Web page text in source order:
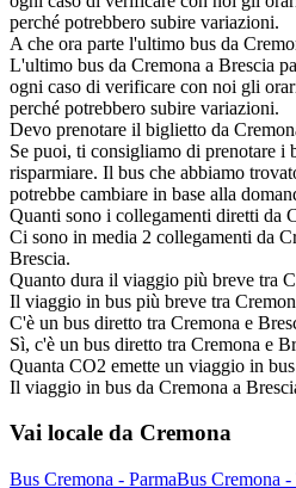
perché potrebbero subire variazioni.
A che ora parte l'ultimo bus da
L'ultimo bus da Cremona a Brescia
ogni caso di verificare con noi gli
perché potrebbero subire variazioni.
Devo prenotare il biglietto da
Se puoi, ti consigliamo di prenotare
risparmiare. Il bus che abbiamo
potrebbe cambiare in base alla
Quanti sono i collegamenti diretti da
Ci sono in media 2 collegamenti da
Brescia.
Quanto dura il viaggio più breve tra
Il viaggio in bus più breve tra
C'è un bus diretto tra Cremona e
Sì, c'è un bus diretto tra Cremona e
Quanta CO2 emette un viaggio in
Il viaggio in bus da Cremona a
Vai locale da Cremona
Bus Cremona - ParmaBus Cremona